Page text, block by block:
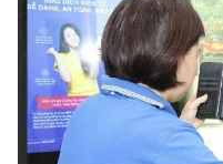
Theo dõi báo trên
Hotline
0906 645 777